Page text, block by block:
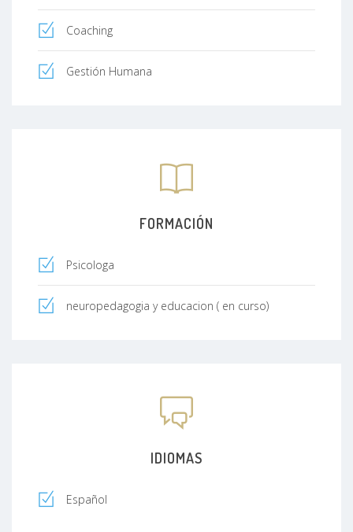
Coaching
Gestión Humana
FORMACIÓN
Psicologa
neuropedagogia y educacion ( en curso)
IDIOMAS
Español